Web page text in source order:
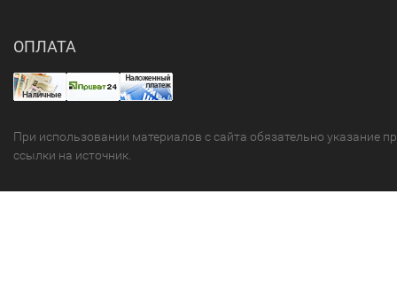
ОПЛАТА
При использовании материалов с сайта обязательно указание
ссылки на источник.